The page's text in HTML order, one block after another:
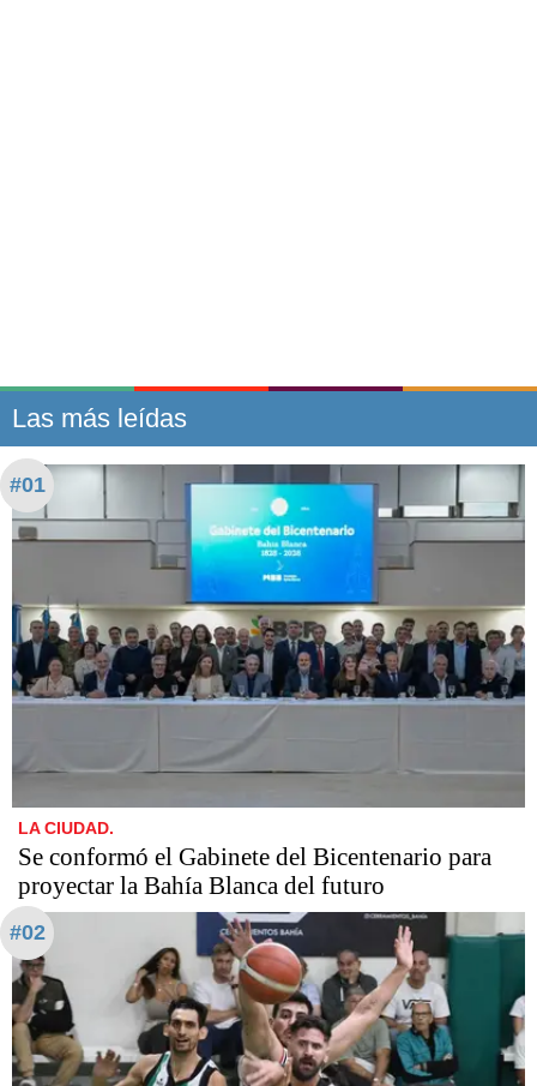
Las más leídas
#01
LA CIUDAD.
Se conformó el Gabinete del Bicentenario para
proyectar la Bahía Blanca del futuro
#02